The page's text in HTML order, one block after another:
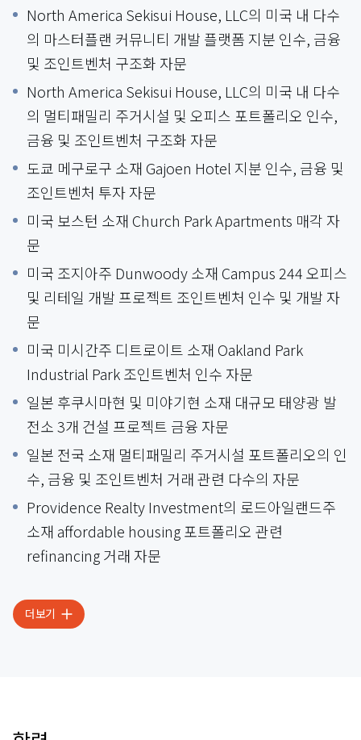
North America Sekisui House, LLC의 미국 내 다수
의 마스터플랜 커뮤니티 개발 플랫폼 지분 인수, 금융
및 조인트벤처 구조화 자문
North America Sekisui House, LLC의 미국 내 다수
의 멀티패밀리 주거시설 및 오피스 포트폴리오 인수,
금융 및 조인트벤처 구조화 자문
도쿄 메구로구 소재 Gajoen Hotel 지분 인수, 금융 및
조인트벤처 투자 자문
미국 보스턴 소재 Church Park Apartments 매각 자
문
미국 조지아주 Dunwoody 소재 Campus 244 오피스
및 리테일 개발 프로젝트 조인트벤처 인수 및 개발 자
문
미국 미시간주 디트로이트 소재 Oakland Park
Industrial Park 조인트벤처 인수 자문
일본 후쿠시마현 및 미야기현 소재 대규모 태양광 발
전소 3개 건설 프로젝트 금융 자문
일본 전국 소재 멀티패밀리 주거시설 포트폴리오의 인
수, 금융 및 조인트벤처 거래 관련 다수의 자문
Providence Realty Investment의 로드아일랜드주
소재 affordable housing 포트폴리오 관련
refinancing 거래 자문
더보기